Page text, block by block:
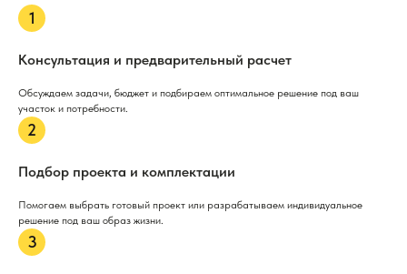
Консультация и предварительный расчет
Обсуждаем задачи, бюджет и подбираем оптимальное решение под ваш
участок и потребности.
Подбор проекта и комплектации
Помогаем выбрать готовый проект или разрабатываем индивидуальное
решение под ваш образ жизни.